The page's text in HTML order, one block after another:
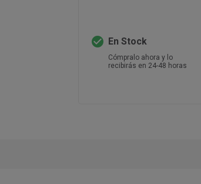
check_circle En Stock
Cómpralo ahora y lo
recibirás en 24-48 horas